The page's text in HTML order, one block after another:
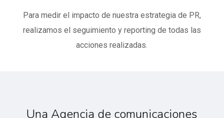
Para medir el impacto de nuestra estrategia de PR,
realizamos el seguimiento y reporting de todas las
acciones realizadas.
Una Agencia de comunicaciones